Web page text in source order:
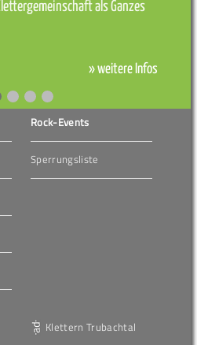
als Ganzes
» weitere Infos
Rock-Events
Sperrungsliste
Klettern Trubachtal